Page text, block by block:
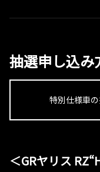
抽選申し込み
特別仕様車
＜GRヤリス